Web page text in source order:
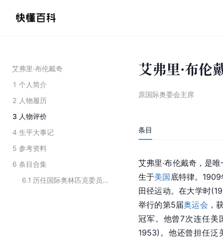
艾弗里·布伦戴奇
1 个人简介
2 人物履历
3 人物评价
4 生平大事记
5 参考资料
6 条目合集
6.1
历任国际奥林匹克委员会主席
艾弗里·布伦
原国际奥委会主席
条目
艾弗里·布伦戴奇，是
生于美国 底特律。
田径运动。在大学时
举行的第5届奥运会 ，
冠军。他曾7次连任美
1953)。他还曾担任泛